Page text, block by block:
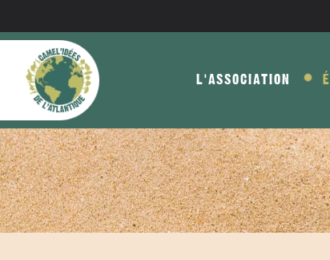
Skip to main content
L'ASSOCIATION